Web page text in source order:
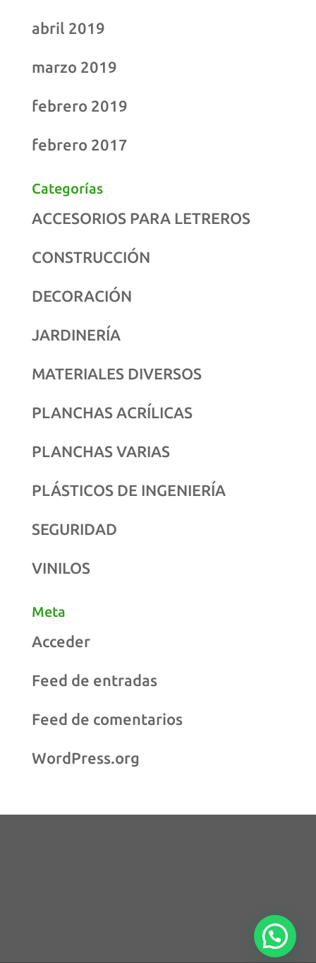
abril 2019
marzo 2019
febrero 2019
febrero 2017
Categorías
ACCESORIOS PARA LETREROS
CONSTRUCCIÓN
DECORACIÓN
JARDINERÍA
MATERIALES DIVERSOS
PLANCHAS ACRÍLICAS
PLANCHAS VARIAS
PLÁSTICOS DE INGENIERÍA
SEGURIDAD
VINILOS
Meta
Acceder
Feed de entradas
Feed de comentarios
WordPress.org